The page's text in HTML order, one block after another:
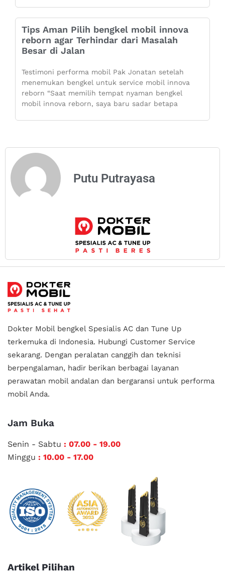
Tips Aman Pilih bengkel mobil innova
reborn agar Terhindar dari Masalah
Besar di Jalan
Testimoni performa mobil Pak Jonatan setelah
menemukan bengkel untuk service mobil innova
reborn “Saat memilih tempat nyaman bengkel
mobil innova reborn, saya baru sadar betapa
Putu Putrayasa
Dokter Mobil bengkel Spesialis AC dan Tune Up
terkemuka di Indonesia. Hubungi Customer Service
sekarang. Dengan peralatan canggih dan teknisi
berpengalaman, hadir berikan berbagai layanan
perawatan mobil andalan dan bergaransi untuk performa
mobil Anda.
Jam Buka
Senin - Sabtu : 07.00 - 19.00
Minggu : 10.00 - 17.00
Artikel Pilihan